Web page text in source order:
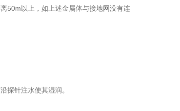
50m以上，如上述金属体与接地网没有连
探针注水使其湿润。